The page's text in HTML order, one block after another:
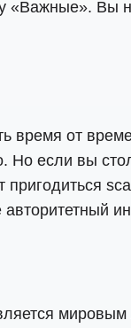
Вы
время от
Но если вы
мировым